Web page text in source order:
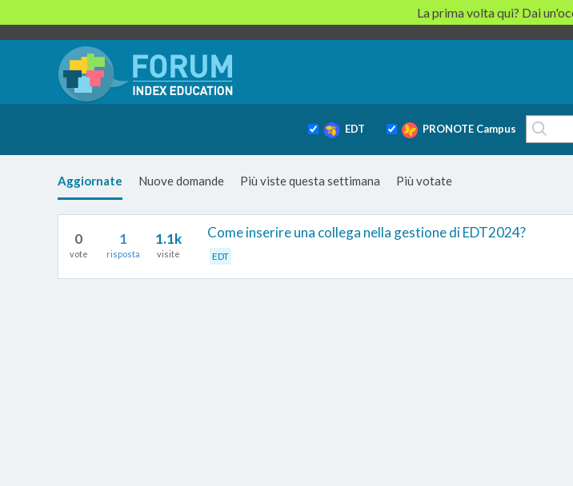
EDT PRONOTE Campus
Aggiornate Nuove domande Più viste questa settimana Più votate
0
vote
1
risposta
1.1k
visite
Come inserire una collega nella gestione di EDT2024?
EDT
La prima volta qui? Dai